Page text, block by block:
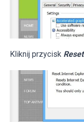
Kliknij przycisk Reset